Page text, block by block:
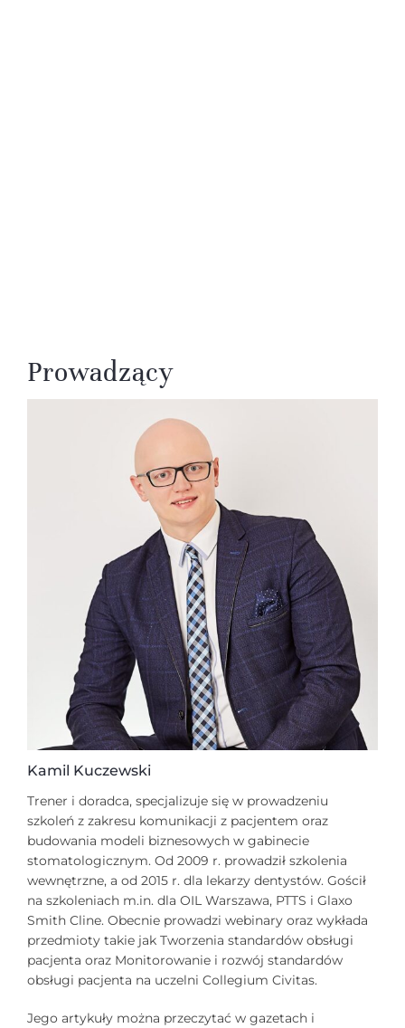
Prowadzący
Kamil Kuczewski
Trener i doradca, specjalizuje się w prowadzeniu
szkoleń z zakresu komunikacji z pacjentem oraz
budowania modeli biznesowych w gabinecie
stomatologicznym. Od 2009 r. prowadził szkolenia
wewnętrzne, a od 2015 r. dla lekarzy dentystów. Gościł
na szkoleniach m.in. dla OIL Warszawa, PTTS i Glaxo
Smith Cline. Obecnie prowadzi webinary oraz wykłada
przedmioty takie jak Tworzenia standardów obsługi
pacjenta oraz Monitorowanie i rozwój standardów
obsługi pacjenta na uczelni Collegium Civitas.
Jego artykuły można przeczytać w gazetach i